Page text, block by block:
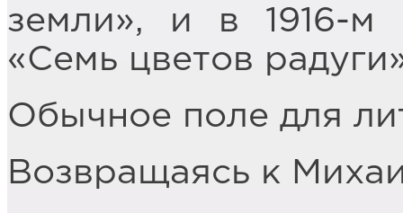
земли», и в 1916-м
«Семь цветов
Обычное поле для
Возвращаясь к